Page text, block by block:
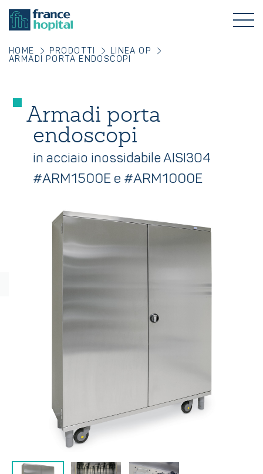
HOME PRODOTTI
LINEA OP
ARMADI PORTA ENDOSCOPI
Armadi porta
endoscopi
in acciaio inossidabile AISI304
#ARM1500E e #ARM1000E